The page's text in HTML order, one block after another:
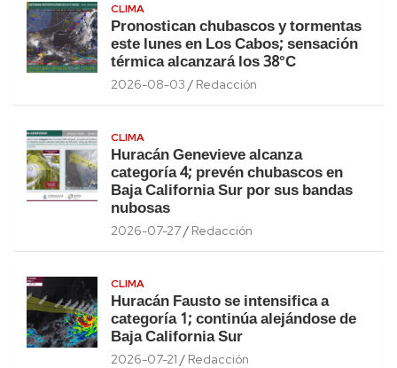
CLIMA
Pronostican chubascos y tormentas
este lunes en Los Cabos; sensación
térmica alcanzará los 38°C
2026-08-03 Redacción
CLIMA
Huracán Genevieve alcanza
categoría 4; prevén chubascos en
Baja California Sur por sus bandas
nubosas
2026-07-27 Redacción
CLIMA
Huracán Fausto se intensifica a
categoría 1; continúa alejándose de
Baja California Sur
2026-07-21 Redacción